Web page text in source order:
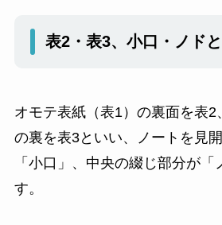
表2・表3、小口・ノド
オモテ表紙（表1）の裏面を表2
の裏を表3といい、ノートを見
「小口」、中央の綴じ部分が「
す。